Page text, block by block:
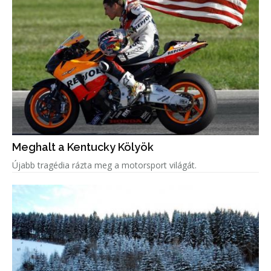
Meghalt a Kentucky Kölyök
Újabb tragédia rázta meg a motorsport világát.